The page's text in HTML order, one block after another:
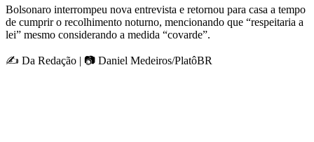
Bolsonaro interrompeu nova entrevista e retornou para casa a tempo
de cumprir o recolhimento noturno, mencionando que “respeitaria a
lei” mesmo considerando a medida “covarde”.
✍️ Da Redação | 📷 Daniel Medeiros/PlatôBR